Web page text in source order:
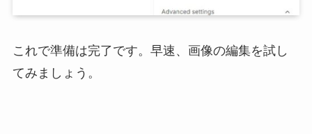
これで準備は完了です。早速、画像の編集を試し
てみましょう。